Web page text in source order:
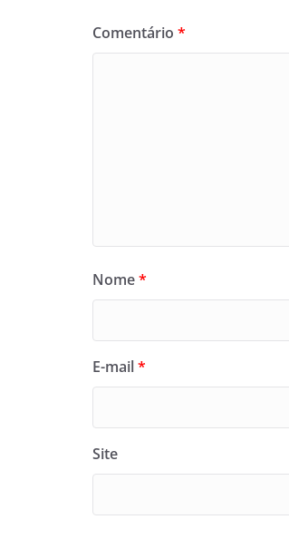
Comentário *
Nome*
E-mail*
Site